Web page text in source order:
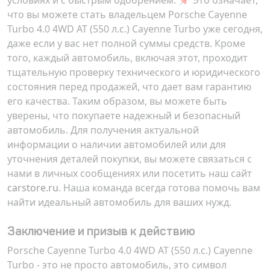
что вы можете стать владельцем Porsche Cayenne
Turbo 4.0 4WD AT (550 л.с.) Cayenne Turbo уже сегодня,
даже если у вас нет полной суммы средств. Кроме
того, каждый автомобиль, включая этот, проходит
тщательную проверку технического и юридического
состояния перед продажей, что дает вам гарантию
его качества. Таким образом, вы можете быть
уверены, что покупаете надежный и безопасный
автомобиль. Для получения актуальной
информации о наличии автомобилей или для
уточнения деталей покупки, вы можете связаться с
нами в личных сообщениях или посетить наш сайт
carstore.ru. Наша команда всегда готова помочь вам
найти идеальный автомобиль для ваших нужд.
Заключение и призыв к действию
Porsche Cayenne Turbo 4.0 4WD AT (550 л.с.) Cayenne
Turbo - это не просто автомобиль, это символ